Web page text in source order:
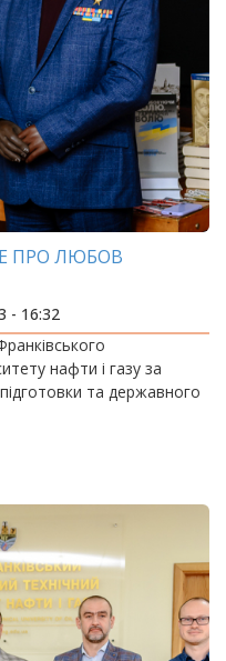
ПРО ЛЮБОВ
- 16:32
нафти і газу за
підготовки та державного